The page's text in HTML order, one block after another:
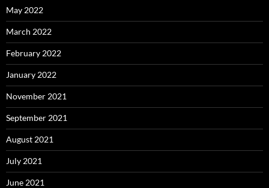
May 2022
March 2022
February 2022
January 2022
November 2021
September 2021
August 2021
July 2021
June 2021